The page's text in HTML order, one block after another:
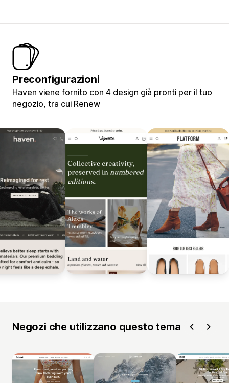
Preconfigurazioni
Haven viene fornito con 4 design già pronti per il tuo
negozio, tra cui Renew
Negozi che utilizzano questo tema